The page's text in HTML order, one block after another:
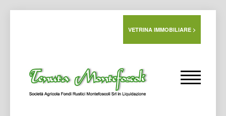
VETRINA IMMOBILIARE >